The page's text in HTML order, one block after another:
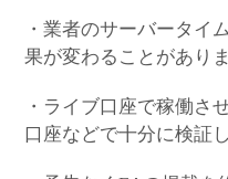
・業者のサーバータイ
果が変わることがありま
・ライブ口座で稼働さ
口座などで十分に検証